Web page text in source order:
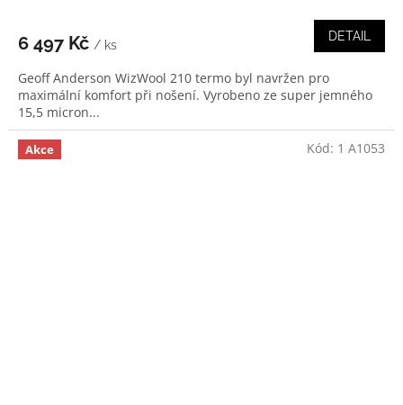
6 497 Kč / ks
DETAIL
Geoff Anderson WizWool 210 termo byl navržen pro
maximální komfort při nošení. Vyrobeno ze super jemného
15,5 micron...
Akce Kód: 1 A1053